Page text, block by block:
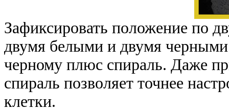
Зафиксировать положение по
двумя белыми и двумя
черному плюс спираль. Даже
спираль позволяет точнее
клетки.